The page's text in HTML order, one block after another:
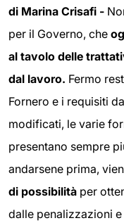
di Marina Crisafi -
per il Governo, che
al tavolo delle
dal lavoro. Fermo
Fornero e i requisiti
modificati, le varie
presentano sempre
andarsene prima,
di possibilità per
dalle penalizzazioni